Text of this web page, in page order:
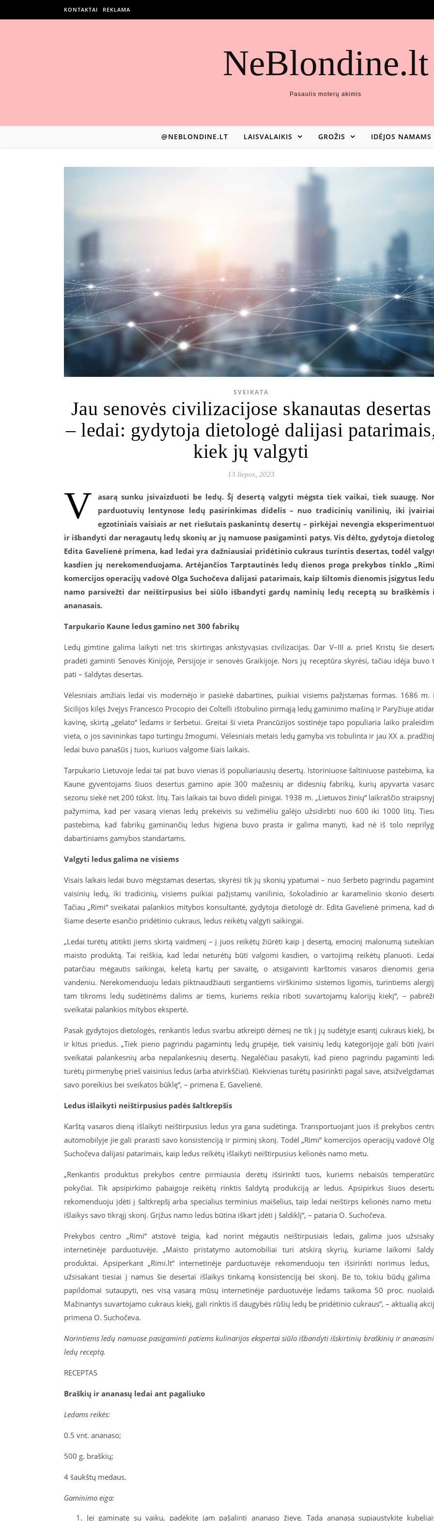
KONTAKTAI REKLAMA
NeBlondine.lt
Pasaulis moterų akimis
@NEBLONDINE.LT LAISVALAIKIS GROŽIS IDĖJOS NAMAMS
SVEIKATA
Jau senovės civilizacijose skanautas desertas
– ledai: gydytoja dietologė dalijasi
kiek jų valgyti
13 liepos, 2023
V
asarą sunku įsivaizduoti be ledų. Šį desertą valgyti mėgsta tiek vaikai, tiek suaugę.
parduotuvių lentynose ledų pasirinkimas didelis – nuo tradicinių vanilinių, iki
egzotiniais vaisiais ar net riešutais paskanintų desertų – pirkėjai nevengia
ir išbandyti dar neragautų ledų skonių ar jų namuose pasigaminti patys. Vis dėlto, gydytoja
Edita Gavelienė primena, kad ledai yra dažniausiai pridėtinio cukraus turintis desertas, todėl
kasdien jų nerekomenduojama. Artėjančios Tarptautinės ledų dienos proga prekybos tinklo
komercijos operacijų vadovė Olga Suchočeva dalijasi patarimais, kaip šiltomis dienomis įsigytus
namo parsivežti dar neištirpusius bei siūlo išbandyti gardų naminių ledų receptą su braškėmis
ananasais.
Tarpukario Kaune ledus gamino net 300 fabrikų
Ledų gimtine galima laikyti net tris skirtingas ankstyvąsias civilizacijas. Dar V–III a. prieš Kristų šie
pradėti gaminti Senovės Kinijoje, Persijoje ir senovės Graikijoje. Nors jų receptūra skyrėsi, tačiau idėja buvo
pati – šaldytas desertas.
Vėlesniais amžiais ledai vis modernėjo ir pasiekė dabartines, puikiai visiems pažįstamas formas. 1686 m.
Sicilijos kilęs žvejys Francesco Procopio dei Coltelli ištobulino pirmąją ledų gaminimo mašiną ir Paryžiuje
kavinę, skirtą „gelato“ ledams ir šerbetui. Greitai ši vieta Prancūzijos sostinėje tapo populiaria laiko
vieta, o jos savininkas tapo turtingu žmogumi. Vėlesniais metais ledų gamyba vis tobulinta ir jau XX a.
ledai buvo panašūs į tuos, kuriuos valgome šiais laikais.
Tarpukario Lietuvoje ledai tai pat buvo vienas iš populiariausių desertų. Istoriniuose šaltiniuose pastebima,
Kaune gyventojams šiuos desertus gamino apie 300 mažesnių ar didesnių fabrikų, kurių apyvarta
sezonu siekė net 200 tūkst. litų. Tais laikais tai buvo dideli pinigai. 1938 m. „Lietuvos žinių“ laikraščio
pažymima, kad per vasarą vienas ledų prekeivis su vežimėliu galėjo užsidirbti nuo 600 iki 1000 litų.
pastebima, kad fabrikų gaminančių ledus higiena buvo prasta ir galima manyti, kad nė iš tolo
dabartiniams gamybos standartams.
Valgyti ledus galima ne visiems
Visais laikais ledai buvo mėgstamas desertas, skyrėsi tik jų skonių ypatumai – nuo šerbeto pagrindu
vaisinių ledų, iki tradicinių, visiems puikiai pažįstamų vanilinio, šokoladinio ar karamelinio skonio
Tačiau „Rimi“ sveikatai palankios mitybos konsultantė, gydytoja dietologė dr. Edita Gavelienė primena, kad
šiame deserte esančio pridėtinio cukraus, ledus reikėtų valgyti saikingai.
„Ledai turėtų atitikti jiems skirtą vaidmenį – į juos reikėtų žiūrėti kaip į desertą, emocinį malonumą
maisto produktą. Tai reiškia, kad ledai neturėtų būti valgomi kasdien, o vartojimą reikėtų planuoti.
patarčiau mėgautis saikingai, keletą kartų per savaitę, o atsigaivinti karštomis vasaros dienomis
vandeniu. Nerekomenduoju ledais piktnaudžiauti sergantiems virškinimo sistemos ligomis, turintiems
tam tikroms ledų sudėtinėms dalims ar tiems, kuriems reikia riboti suvartojamų kalorijų kiekį“, –
sveikatai palankios mitybos ekspertė.
Pasak gydytojos dietologės, renkantis ledus svarbu atkreipti dėmesį ne tik į jų sudėtyje esantį cukraus kiekį,
ir kitus priedus. „Tiek pieno pagrindu pagamintų ledų grupėje, tiek vaisinių ledų kategorijoje gali būti
sveikatai palankesnių arba nepalankesnių desertų. Negalėčiau pasakyti, kad pieno pagrindu pagaminti
turėtų pirmenybę prieš vaisinius ledus (arba atvirkščiai). Kiekvienas turėtų pasirinkti pagal save,
savo poreikius bei sveikatos būklę“, – primena E. Gavelienė.
Ledus išlaikyti neištirpusius padės šaltkrepšis
Karštą vasaros dieną išlaikyti neištirpusius ledus yra gana sudėtinga. Transportuojant juos iš prekybos
automobilyje jie gali prarasti savo konsistenciją ir pirminį skonį. Todėl „Rimi“ komercijos operacijų vadovė
Suchočeva dalijasi patarimais, kaip ledus reikėtų išlaikyti neištirpusius kelionės namo metu.
„Renkantis produktus prekybos centre pirmiausia derėtų išsirinkti tuos, kuriems nebaisūs
pokyčiai. Tik apsipirkimo pabaigoje reikėtų rinktis šaldytą produkciją ar ledus. Apsipirkus šiuos
rekomenduoju įdėti į šaltkrepšį arba specialius terminius maišelius, taip ledai neištirps kelionės namo metu
išlaikys savo tikrąjį skonį. Grįžus namo ledus būtina iškart įdėti į šaldiklį“, – pataria O. Suchočeva.
Prekybos centro „Rimi“ atstovė teigia, kad norint mėgautis neištirpusiais ledais, galima juos
internetinėje parduotuvėje. „Maisto pristatymo automobiliai turi atskirą skyrių, kuriame laikomi
produktai. Apsiperkant „Rimi.lt“ internetinėje parduotuvėje rekomenduoju ten išsirinkti norimus ledus,
užsisakant tiesiai į namus šie desertai išlaikys tinkamą konsistenciją bei skonį. Be to, tokiu būdų galima
papildomai sutaupyti, nes visą vasarą mūsų internetinėje parduotuvėje ledams taikoma 50 proc.
Mažinantys suvartojamo cukraus kiekį, gali rinktis iš daugybės rūšių ledų be pridėtinio cukraus“, – aktualią
primena O. Suchočeva.
Norintiems ledų namuose pasigaminti patiems kulinarijos ekspertai siūlo išbandyti išskirtinių braškinių ir
ledų receptą.
RECEPTAS
Braškių ir ananasų ledai ant pagaliuko
Ledams reikės:
0.5 vnt. ananaso;
500 g. braškių;
4 šaukštų medaus.
Gaminimo eiga:
Jei gaminate su vaiku, padėkite jam pašalinti ananaso žievę. Tada ananasą supjaustykite